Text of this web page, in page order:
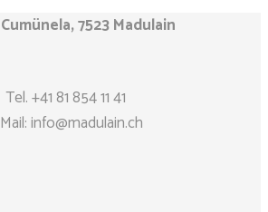
7523 Madulain
Tel.+41 81 854 11 41
info@madulain.ch